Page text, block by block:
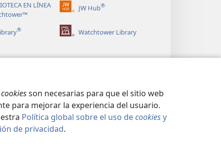
cookiesson necesarias para que el sitio web
para mejorar la experiencia del usuario.
Política global sobre el uso decookiesy
de privacidad.
EN LÍNEA
JW Hub®
(abre
nueva
® Watchtower Library
CONFIGURACIÓN DE PRIVACIDAD